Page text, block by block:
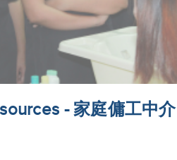
- 家庭傭工中介